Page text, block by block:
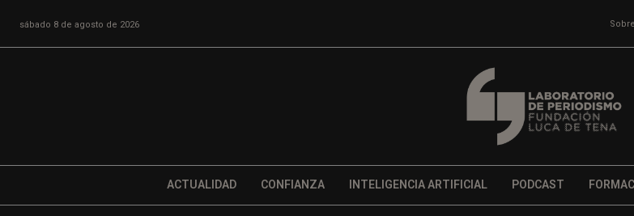
sábado 8 de agosto de 2026
ACTUALIDAD CONFIANZA INTELIGENCIA ARTIFICIAL PODCAST